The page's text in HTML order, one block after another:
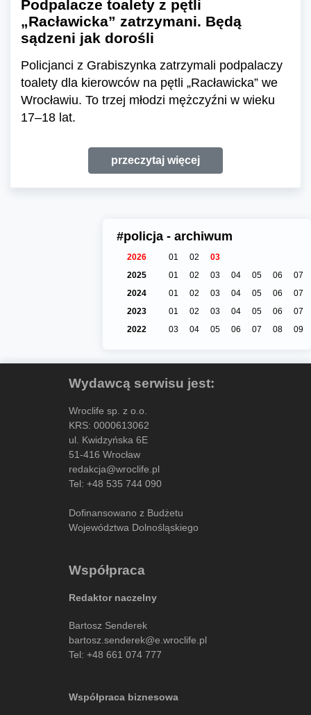
Podpalacze toalety z pętli
„Racławicka” zatrzymani. Będą
sądzeni jak dorośli
Policjanci z Grabiszynka zatrzymali podpalaczy
toalety dla kierowców na pętli „Racławicka” we
Wrocławiu. To trzej młodzi mężczyźni w wieku
17–18 lat.
przeczytaj więcej
#policja - archiwum
2026 01 02
03
2025
01 02 03 04 05 06
07
2024
01 02 03 04 05 06
07
2023
01 02 03 04 05 06
07
2022
03 04 05 06 07 08 09
Wydawcą serwisu jest:
Wroclife sp. z o.o.
KRS: 0000613062
ul. Kwidzyńska 6E
51-416 Wrocław
redakcja@wroclife.pl
Tel: +48 535 744 090
Dofinansowano z Budżetu
Województwa Dolnośląskiego
Współpraca
Redaktor naczelny
Bartosz Senderek
bartosz.senderek@e.wroclife.pl
Tel: +48 661 074 777
Współpraca biznesowa